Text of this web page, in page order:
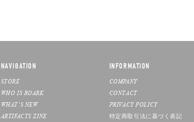
NAVIGATION
STORE
WHO IS ROARK
WHAT’S NEW
ARTIFACTS ZINE
INFORMATION
COMPANY
CONTACT
PRIVACY POLICY
特定商取引法に基づく表記